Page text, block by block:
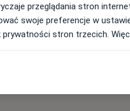
przeglądania stron
swoje preferencje w
prywatności stron trzecich.